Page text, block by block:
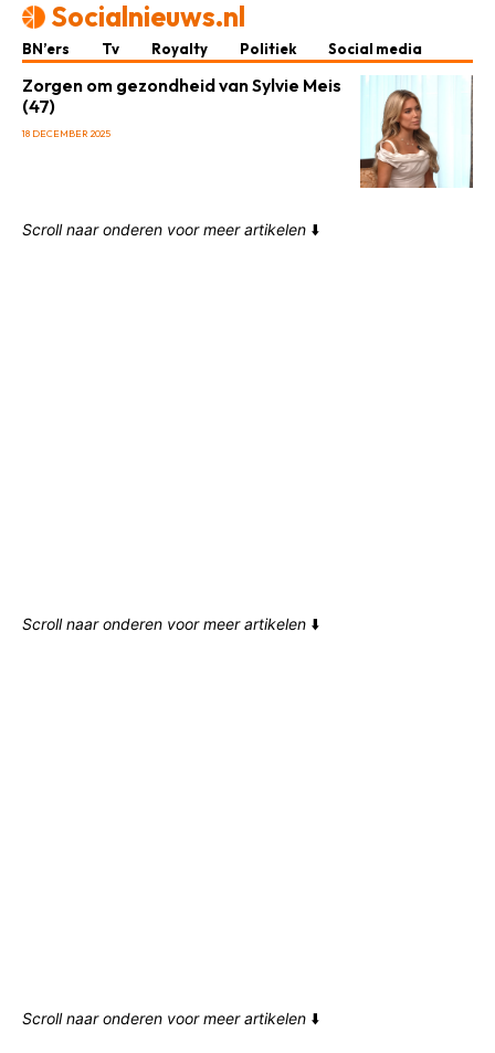
Socialnieuws.nl
BN’ers Tv Royalty Politiek Social media
Zorgen om gezondheid van Sylvie Meis
(47)
18 DECEMBER 2025
Scroll naar onderen voor meer artikelen ⬇️
Scroll naar onderen voor meer artikelen ⬇️
Scroll naar onderen voor meer artikelen ⬇️